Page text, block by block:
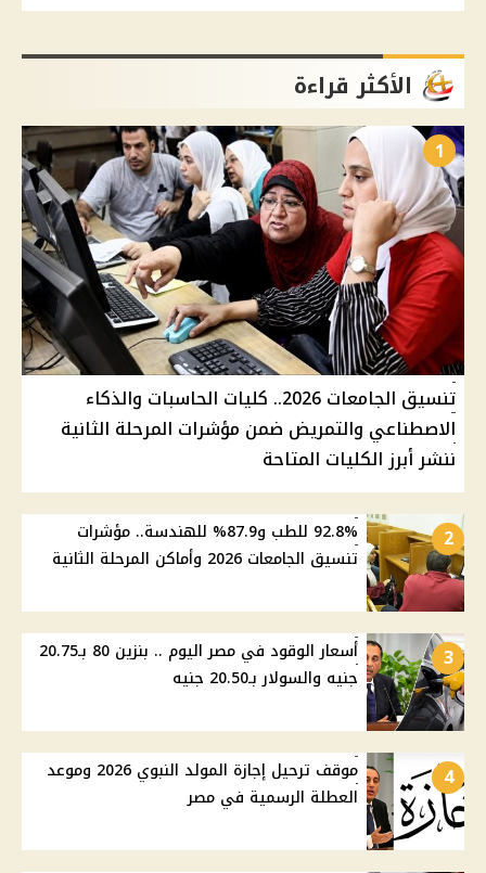
الأكثر قراءة
1
تنسيق الجامعات 2026.. كليات الحاسبات والذكاء
الاصطناعي والتمريض ضمن مؤشرات المرحلة الثانية
ننشر أبرز الكليات المتاحة
2
92.8% للطب و87.9% للهندسة.. مؤشرات
تنسيق الجامعات 2026 وأماكن المرحلة الثانية
3
أسعار الوقود في مصر اليوم .. بنزين 80 بـ20.75
جنيه والسولار بـ20.50 جنيه
4
موقف ترحيل إجازة المولد النبوي 2026 وموعد
العطلة الرسمية في مصر